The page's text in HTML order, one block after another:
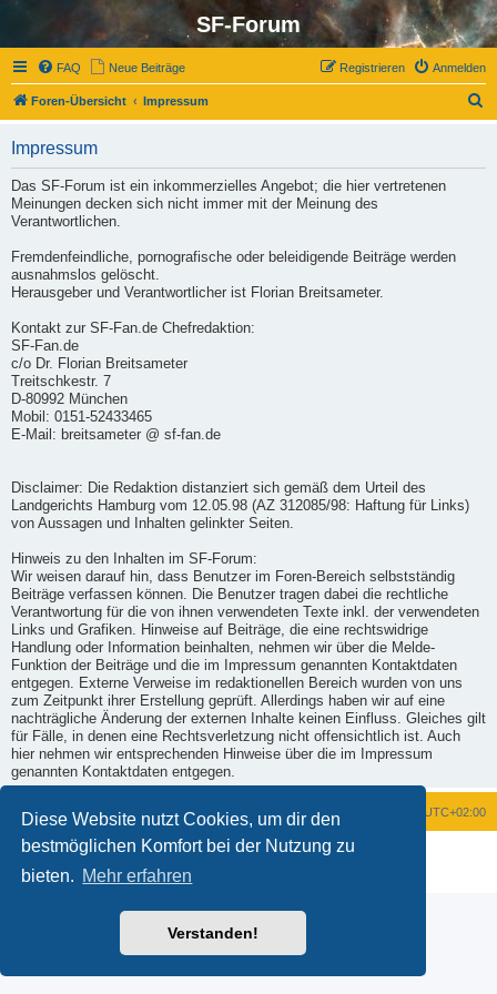
Diese Website nutzt Cookies, um dir den
bestmöglichen Komfort bei der Nutzung zu
bieten. Mehr erfahren
Verstanden!
SF-Forum
FAQ Neue Beiträge Anmelden
Registrieren
Foren-Übersicht Impressum
Impressum
Das SF-Forum ist ein inkommerzielles Angebot; die hier vertretenen
Meinungen decken sich nicht immer mit der Meinung des
Verantwortlichen.
Fremdenfeindliche, pornografische oder beleidigende Beiträge werden
ausnahmslos gelöscht.
Herausgeber und Verantwortlicher ist Florian Breitsameter.
Kontakt zur SF-Fan.de Chefredaktion:
SF-Fan.de
c/o Dr. Florian Breitsameter
Treitschkestr. 7
D-80992 München
Mobil: 0151-52433465
E-Mail: breitsameter @ sf-fan.de
Disclaimer: Die Redaktion distanziert sich gemäß dem Urteil des
Landgerichts Hamburg vom 12.05.98 (AZ 312085/98: Haftung für Links)
von Aussagen und Inhalten gelinkter Seiten.
Hinweis zu den Inhalten im SF-Forum:
Wir weisen darauf hin, dass Benutzer im Foren-Bereich selbstständig
Beiträge verfassen können. Die Benutzer tragen dabei die rechtliche
Verantwortung für die von ihnen verwendeten Texte inkl. der verwendeten
Links und Grafiken. Hinweise auf Beiträge, die eine rechtswidrige
Handlung oder Information beinhalten, nehmen wir über die Melde-
Funktion der Beiträge und die im Impressum genannten Kontaktdaten
entgegen. Externe Verweise im redaktionellen Bereich wurden von uns
zum Zeitpunkt ihrer Erstellung geprüft. Allerdings haben wir auf eine
nachträgliche Änderung der externen Inhalte keinen Einfluss. Gleiches gilt
für Fälle, in denen eine Rechtsverletzung nicht offensichtlich ist. Auch
hier nehmen wir entsprechenden Hinweise über die im Impressum
genannten Kontaktdaten entgegen.
Foren-Übersicht UTC+02:00
Powered byphpBB ® Forum Software © phpBB Limited
Datenschutz